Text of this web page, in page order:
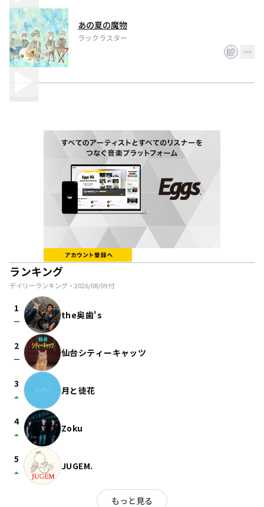
あの夏の魔物
ラックラスター
ランキング
デイリーランキング・ 2026/08/09付
1
check_indeterminate_small the奥歯's
2
check_indeterminate_small 仙台シティーキャッツ
3
arrow_drop_up 月と徒花
4
arrow_drop_up Zoku
5
arrow_drop_up JUGEM.
もっと見る